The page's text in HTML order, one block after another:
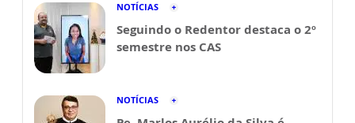
NOTÍCIAS
Seguindo o Redentor destaca o 2º
semestre nos CAS
NOTÍCIAS